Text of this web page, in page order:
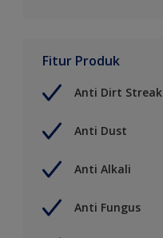
Fitur Produk
Anti Dirt Streak
Anti Dust
Anti Alkali
Anti Fungus